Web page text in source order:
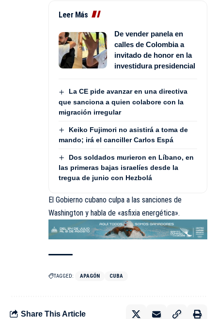
Leer Más
De vender panela en
calles de Colombia a
invitado de honor en la
investidura presidencial
La CE pide avanzar en una directiva
que sanciona a quien colabore con la
migración irregular
Keiko Fujimori no asistirá a toma de
mando; irá el canciller Carlos Espá
Dos soldados murieron en Líbano, en
las primeras bajas israelíes desde la
tregua de junio con Hezbolá
El Gobierno cubano culpa a las sanciones de
Washington y habla de «asfixia energética».
TAGGED: APAGÓN CUBA
Share This Article